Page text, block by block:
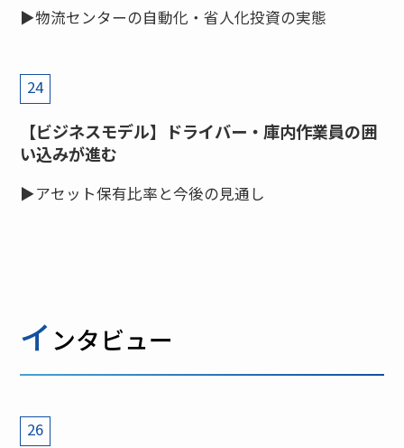
▶物流センターの自動化・省人化投資の実態
24
【ビジネスモデル】ドライバー・庫内作業員の囲
い込みが進む
▶アセット保有比率と今後の見通し
イ ンタビュー
26